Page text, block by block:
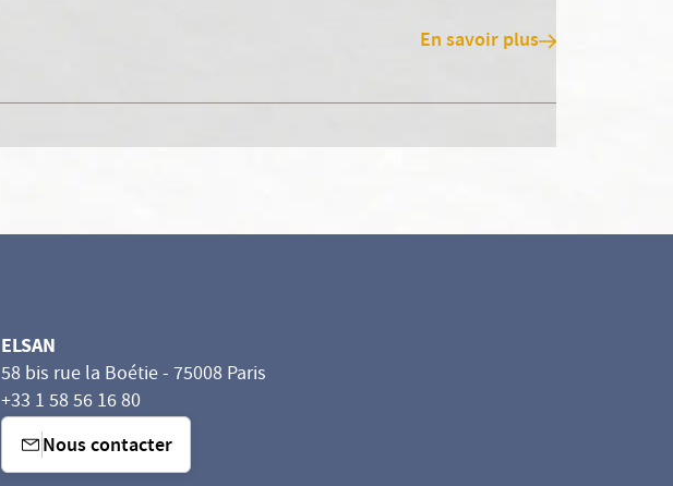
En savoir plus
ELSAN
58 bis rue la Boétie - 75008 Paris
+33 1 58 56 16 80
Nous contacter